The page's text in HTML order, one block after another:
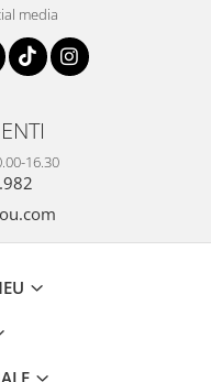
media
16.30